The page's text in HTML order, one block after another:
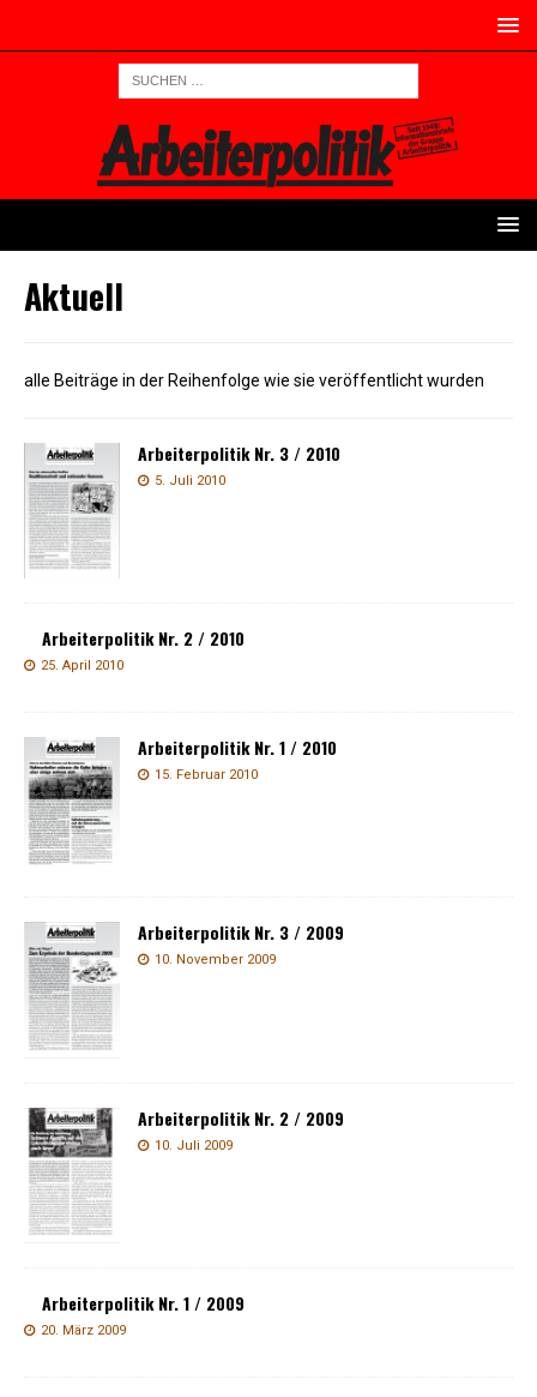
Aktuell
alle Beiträge in der Reihenfolge wie sie veröffentlicht wurden
Arbeiterpolitik Nr. 3 / 2010
5. Juli 2010
Arbeiterpolitik Nr. 2 / 2010
25. April 2010
Arbeiterpolitik Nr. 1 / 2010
15. Februar 2010
Arbeiterpolitik Nr. 3 / 2009
10. November 2009
Arbeiterpolitik Nr. 2 / 2009
10. Juli 2009
Arbeiterpolitik Nr. 1 / 2009
20. März 2009